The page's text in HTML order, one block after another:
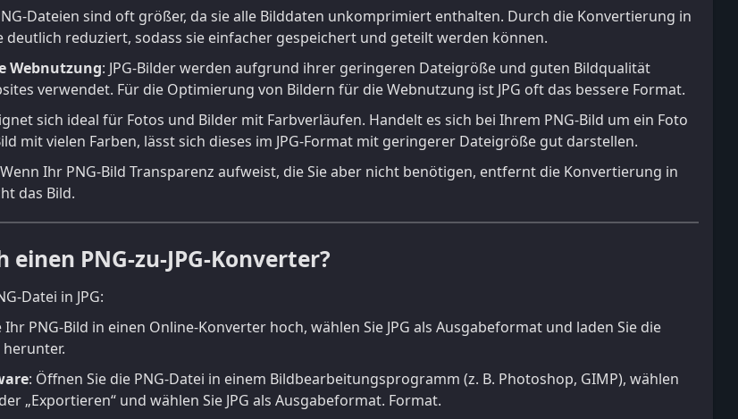
Dateien sind oft größer, da sie alle Bilddaten unkomprimiert enthalten. Durch die Konvertierung in
deutlich reduziert, sodass sie einfacher gespeichert und geteilt werden können.
Webnutzung: JPG-Bilder werden aufgrund ihrer geringeren Dateigröße und guten Bildqualität
verwendet. Für die Optimierung von Bildern für die Webnutzung ist JPG oft das bessere Format.
sich ideal für Fotos und Bilder mit Farbverläufen. Handelt es sich bei Ihrem PNG-Bild um ein Foto
mit vielen Farben, lässt sich dieses im JPG-Format mit geringerer Dateigröße gut darstellen.
Ihr PNG-Bild Transparenz aufweist, die Sie aber nicht benötigen, entfernt die Konvertierung in
das Bild.
PNG-zu-JPG-Konverter?
Datei in JPG:
Ihr PNG-Bild in einen Online-Konverter hoch, wählen Sie JPG als Ausgabeformat und laden Sie die
herunter.
: Öffnen Sie die PNG-Datei in einem Bildbearbeitungsprogramm (z. B. Photoshop, GIMP), wählen
„Exportieren“ und wählen Sie JPG als Ausgabeformat. Format.